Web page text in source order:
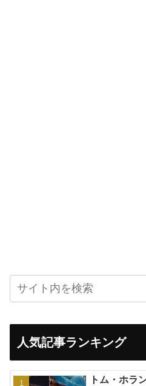
人気記事ランキング
トム・ホラ